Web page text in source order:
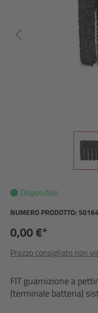
Disponibile
NUMERO PRODOTTO:
0,00 €*
Prezzo consigliato non
FIT guarnizione a
(terminale batteria)